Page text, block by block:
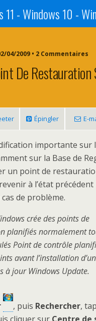
04/2009 • 2 Commentaires
De Restauration
Épingler E-
importante sur
sur la Base de
un point de
à l’état précédent
de problème.
crée des points de
planifiés normalement
Point de contrôle
avant l’installation
à jour Windows Update.
, puis Rechercher,